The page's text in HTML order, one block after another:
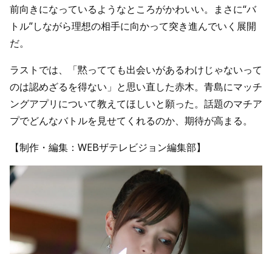
前向きになっているようなところがかわいい。まさに“バ
トル”しながら理想の相手に向かって突き進んでいく展開
だ。
ラストでは、「黙ってても出会いがあるわけじゃないって
のは認めざるを得ない」と思い直した赤木。青島にマッチ
ングアプリについて教えてほしいと願った。話題のマチア
プでどんなバトルを見せてくれるのか、期待が高まる。
【制作・編集：WEBザテレビジョン編集部】